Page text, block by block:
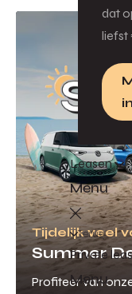
dat
liefst
Leasen
Menu
Terug
Private
Menu
Tijdelijk veel
Summer
Profiteer van